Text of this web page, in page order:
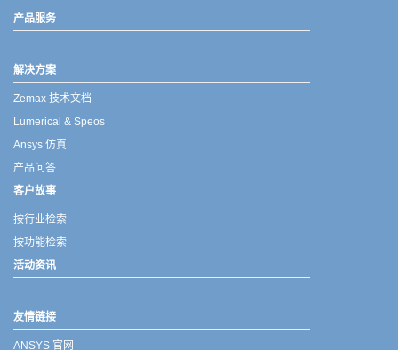
产品服务
解决方案
Zemax 技术文档
Lumerical & Speos
Ansys 仿真
产品问答
客户故事
按行业检索
按功能检索
活动资讯
友情链接
ANSYS 官网